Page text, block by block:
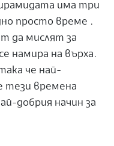
има три
просто време .
да мислят за
намира на върха.
че най-
тези времена
добрия начин за